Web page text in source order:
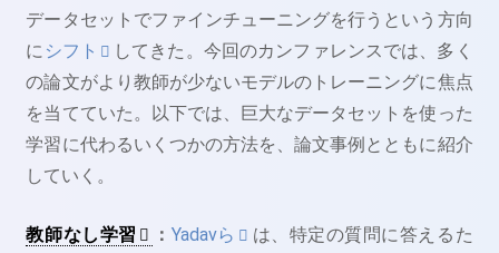
データセットでファインチューニングを行うという方向
に シフト
してきた。今回のカンファレンスでは、多く
の論文がより教師が少ないモデルのトレーニングに焦点
を当てていた。以下では、巨大なデータセットを使った
学習に代わるいくつかの方法を、論文事例とともに紹介
していく。
教師なし学習 ： Yadavら
は、特定の質問に答えるた